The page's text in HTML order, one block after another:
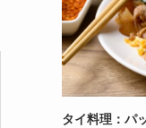
タイ料理：パ